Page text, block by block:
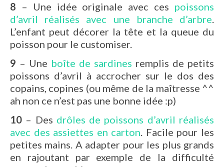
8 – Une idée originale avec ces poissons
d’avril réalisés avec une branche d’arbre.
L’enfant peut décorer la tête et la queue du
poisson pour le customiser.
9 – Une boîte de sardines remplis de petits
poissons d’avril à accrocher sur le dos des
copains, copines (ou même de la maîtresse ^^
ah non ce n’est pas une bonne idée :p)
10 – Des drôles de poissons d’avril réalisés
avec des assiettes en carton. Facile pour les
petites mains. A adapter pour les plus grands
en rajoutant par exemple de la difficulté